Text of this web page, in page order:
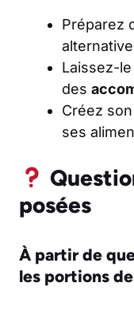
Préparez
Laissez-
des
Créez
ses
posées
À partir de
les portions